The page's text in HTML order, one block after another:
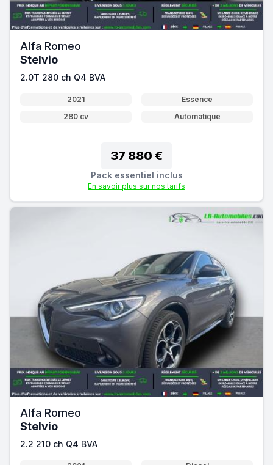
Alfa Romeo
Stelvio
2.0T 280 ch Q4 BVA
2021
Essence
280 cv
Automatique
37 880 €
Pack essentiel inclus
En savoir plus sur nos tarifs
Alfa Romeo
Stelvio
2.2 210 ch Q4 BVA